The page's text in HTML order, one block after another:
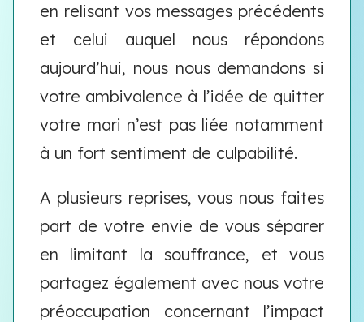
en relisant vos messages précédents
et celui auquel nous répondons
aujourd’hui, nous nous demandons si
votre ambivalence à l’idée de quitter
votre mari n’est pas liée notamment
à un fort sentiment de culpabilité.
A plusieurs reprises, vous nous faites
part de votre envie de vous séparer
en limitant la souffrance, et vous
partagez également avec nous votre
préoccupation concernant l’impact